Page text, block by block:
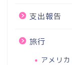
支出報告
旅行
アメリカ